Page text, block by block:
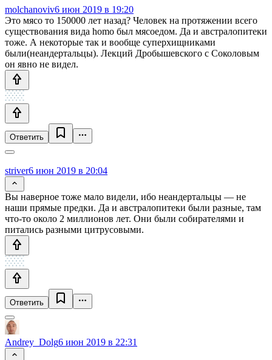
molchanoviv6 июн 2019 в 19:20
Это мясо то 150000 лет назад? Человек на протяжении всего
существования вида homo был мясоедом. Да и австралопитеки
тоже. А некоторые так и вообще суперхищниками
были(неандертальцы). Лекций Дробышевского с Соколовым
он явно не видел.
Ответить
striver6 июн 2019 в 20:04
Вы наверное тоже мало видели, ибо неандертальцы — не
наши прямые предки. Да и австралопитеки были разные, там
что-то около 2 миллионов лет. Они были собирателями и
питались разными цитрусовыми.
Ответить
Andrey_Dolg6 июн 2019 в 22:31